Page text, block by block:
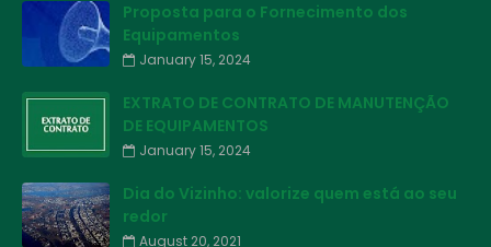
Proposta para o Fornecimento dos
Equipamentos
January 15, 2024
EXTRATO DE CONTRATO DE MANUTENÇÃO
DE EQUIPAMENTOS
January 15, 2024
Dia do Vizinho: valorize quem está ao seu
redor
August 20, 2021